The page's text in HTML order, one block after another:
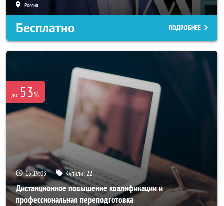
Россия
Бесплатно ПОДРОБНЕЕ
до 53%
15:19:02 Купили:22
Дистанционное повышение квалификации и
профессиональная переподготовка